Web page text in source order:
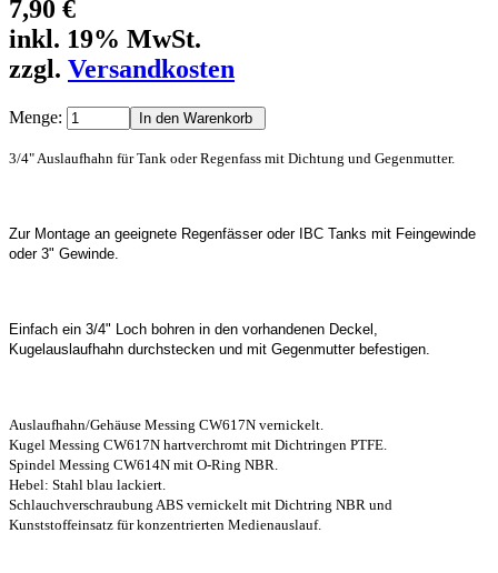
7,90 €
inkl. 19% MwSt.
zzgl. Versandkosten
Menge:
3/4" Auslaufhahn für Tank oder Regenfass mit Dichtung und Gegenmutter.
Zur Montage an geeignete Regenfässer oder IBC Tanks mit Feingewinde
oder 3" Gewinde.
Einfach ein 3/4" Loch bohren in den vorhandenen Deckel,
Kugelauslaufhahn durchstecken und mit Gegenmutter befestigen.
Auslaufhahn/Gehäuse Messing CW617N vernickelt.
Kugel Messing CW617N hartverchromt mit Dichtringen PTFE.
Spindel Messing CW614N mit O-Ring NBR.
Hebel: Stahl blau lackiert.
Schlauchverschraubung ABS vernickelt mit Dichtring NBR und
Kunststoffeinsatz für konzentrierten Medienauslauf.